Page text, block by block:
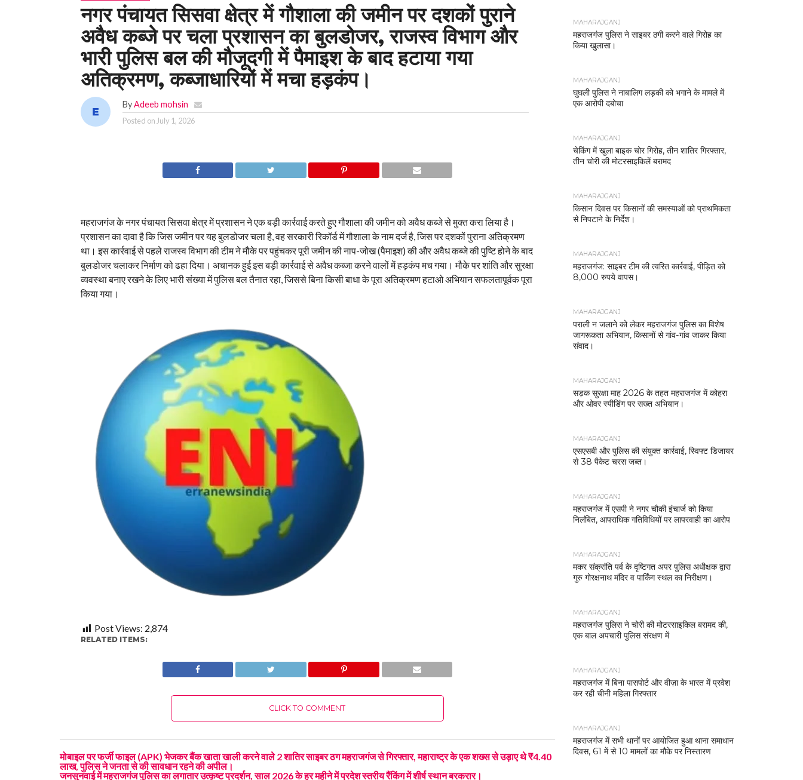
नगर पंचायत सिसवा क्षेत्र में गौशाला की जमीन पर दशकों पुराने
अवैध कब्जे पर चला प्रशासन का बुलडोजर, राजस्व विभाग और
भारी पुलिस बल की मौजूदगी में पैमाइश के बाद हटाया गया
अतिक्रमण, कब्जाधारियों में मचा हड़कंप।
ByAdeeb mohsin
Posted onJuly 1, 2026
महराजगंज के नगर पंचायत सिसवा क्षेत्र में प्रशासन ने एक बड़ी कार्रवाई करते हुए गौशाला की जमीन को अवैध कब्जे से मुक्त करा लिया है।
प्रशासन का दावा है कि जिस जमीन पर यह बुलडोजर चला है, वह सरकारी रिकॉर्ड में गौशाला के नाम दर्ज है, जिस पर दशकों पुराना अतिक्रमण
था। इस कार्रवाई से पहले राजस्व विभाग की टीम ने मौके पर पहुंचकर पूरी जमीन की नाप-जोख (पैमाइश) की और अवैध कब्जे की पुष्टि होने के बाद
बुलडोजर चलाकर निर्माण को ढहा दिया। अचानक हुई इस बड़ी कार्रवाई से अवैध कब्जा करने वालों में हड़कंप मच गया। मौके पर शांति और सुरक्षा
व्यवस्था बनाए रखने के लिए भारी संख्या में पुलिस बल तैनात रहा, जिससे बिना किसी बाधा के पूरा अतिक्रमण हटाओ अभियान सफलतापूर्वक पूरा
किया गया।
Post Views: 2,874
RELATED ITEMS:
CLICK TO COMMENT
मोबाइल पर फर्जी फाइल (APK) भेजकर बैंक खाता खाली करने वाले 2 शातिर साइबर ठग महराजगंज से गिरफ्तार, महाराष्ट्र के एक शख्स से उड़ाए थे ₹4.40
लाख, पुलिस ने जनता से की सावधान रहने की अपील।
जनसुनवाई में महराजगंज पुलिस का लगातार उत्कृष्ट प्रदर्शन, साल 2026 के हर महीने में प्रदेश स्तरीय रैंकिंग में शीर्ष स्थान बरकरार।
MAHARAJGANJ
महराजगंज पुलिस ने साइबर ठगी करने वाले गिरोह का
किया खुलासा।
MAHARAJGANJ
घुघली पुलिस ने नाबालिग लड़की को भगाने के मामले में
एक आरोपी दबोचा
MAHARAJGANJ
चेकिंग में खुला बाइक चोर गिरोह, तीन शातिर गिरफ्तार,
तीन चोरी की मोटरसाइकिलें बरामद
MAHARAJGANJ
किसान दिवस पर किसानों की समस्याओं को प्राथमिकता
से निपटाने के निर्देश।
MAHARAJGANJ
महराजगंज: साइबर टीम की त्वरित कार्रवाई, पीड़ित को
8,000 रुपये वापस।
MAHARAJGANJ
पराली न जलाने को लेकर महराजगंज पुलिस का विशेष
जागरूकता अभियान, किसानों से गांव-गांव जाकर किया
संवाद।
MAHARAJGANJ
सड़क सुरक्षा माह 2026 के तहत महराजगंज में कोहरा
और ओवर स्पीडिंग पर सख्त अभियान।
MAHARAJGANJ
एसएसबी और पुलिस की संयुक्त कार्रवाई, स्विफ्ट डिजायर
से 38 पैकेट चरस जब्त।
MAHARAJGANJ
महराजगंज में एसपी ने नगर चौकी इंचार्ज को किया
निलंबित, आपराधिक गतिविधियों पर लापरवाही का आरोप
MAHARAJGANJ
मकर संक्रांति पर्व के दृष्टिगत अपर पुलिस अधीक्षक द्वारा
गुरु गोरक्षनाथ मंदिर व पार्किंग स्थल का निरीक्षण।
MAHARAJGANJ
महराजगंज पुलिस ने चोरी की मोटरसाइकिल बरामद की,
एक बाल अपचारी पुलिस संरक्षण में
MAHARAJGANJ
महराजगंज में बिना पासपोर्ट और वीज़ा के भारत में प्रवेश
कर रही चीनी महिला गिरफ्तार
MAHARAJGANJ
महराजगंज में सभी थानों पर आयोजित हुआ थाना समाधान
दिवस, 61 में से 10 मामलों का मौके पर निस्तारण